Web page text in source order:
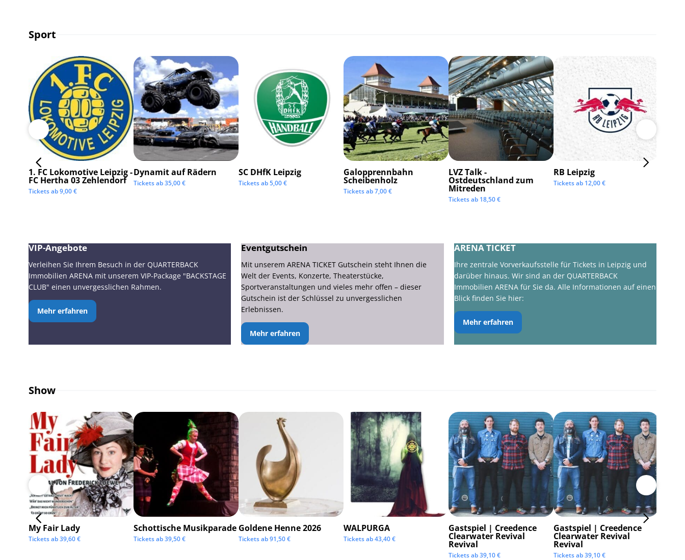
Sport
1. FC Lokomotive Leipzig -
FC Hertha 03 Zehlendorf
Tickets ab9,00€
Dynamit auf Rädern
Tickets ab35,00€
SC DHfK Leipzig
Tickets ab5,00€
Galopprennbahn
Scheibenholz
Tickets ab7,00€
LVZ Talk -
Ostdeutschland zum
Mitreden
Tickets ab 18,50€
RB Leipzig
Tickets ab 12,00€
VIP-Angebote
Verleihen Sie Ihrem Besuch in der QUARTERBACK
Immobilien ARENA mit unserem VIP-Package "BACKSTAGE
CLUB" einen unvergesslichen Rahmen.
Mehr erfahren
Eventgutschein
Mit unserem ARENA TICKET Gutschein steht Ihnen die
Welt der Events, Konzerte, Theaterstücke,
Sportveranstaltungen und vieles mehr offen – dieser
Gutschein ist der Schlüssel zu unvergesslichen
Erlebnissen.
Mehr erfahren
ARENA TICKET
Ihre zentrale Vorverkaufsstelle für Tickets in Leipzig und
darüber hinaus. Wir sind an der QUARTERBACK
Immobilien ARENA für Sie da. Alle Informationen auf einen
Blick finden Sie hier:
Mehr erfahren
Show
My Fair Lady
Tickets ab39,60€
Schottische Musikparade
Tickets ab39,50€
Goldene Henne 2026
Tickets ab91,50€
WALPURGA
Tickets ab43,40€
Gastspiel | Creedence
Clearwater Revival
Revival
Tickets ab39,10€
Gastspiel | Creedence
Clearwater Revival
Revival
Tickets ab39,10€